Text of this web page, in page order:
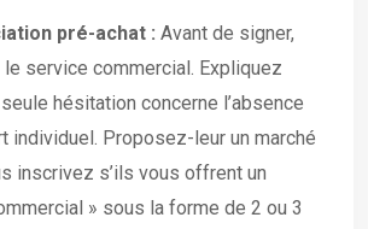
pré-achat : Avant de signer,
service commercial. Expliquez
hésitation concerne l’absence
individuel. Proposez-leur un marché
inscrivez s’ils vous offrent un
» sous la forme de 2 ou 3